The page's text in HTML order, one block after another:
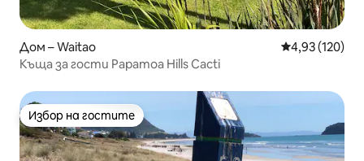
Дом – Waitao Средна
4,93 (120)
Къща за гости Papamoa Hills Cacti
Избор на гостите
Избор на гостите